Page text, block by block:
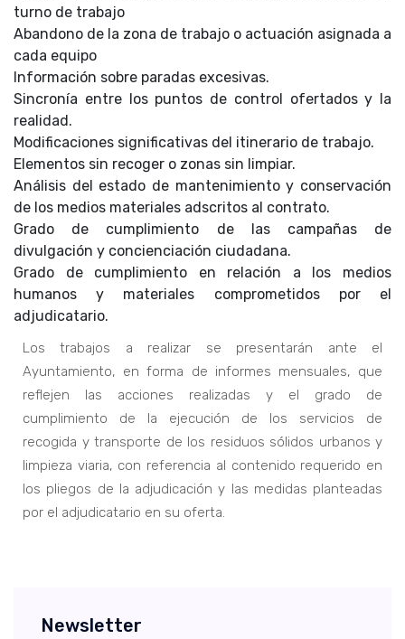
turno de trabajo
Abandono de la zona de trabajo o actuación asignada a
cada equipo
Información sobre paradas excesivas.
Sincronía entre los puntos de control ofertados y la
realidad.
Modificaciones significativas del itinerario de trabajo.
Elementos sin recoger o zonas sin limpiar.
Análisis del estado de mantenimiento y conservación
de los medios materiales adscritos al contrato.
Grado de cumplimiento de las campañas de
divulgación y concienciación ciudadana.
Grado de cumplimiento en relación a los medios
humanos y materiales comprometidos por el
adjudicatario.
Los trabajos a realizar se presentarán ante el
Ayuntamiento, en forma de informes mensuales, que
reflejen las acciones realizadas y el grado de
cumplimiento de la ejecución de los servicios de
recogida y transporte de los residuos sólidos urbanos y
limpieza viaria, con referencia al contenido requerido en
los pliegos de la adjudicación y las medidas planteadas
por el adjudicatario en su oferta.
Newsletter